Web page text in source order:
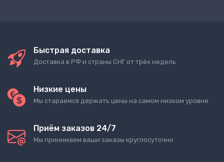
Быстрая доставка
Доставка в РФ и страны СНГ от трёх недель
Низкие цены
Мы стараемся держать цены на самом низком уровне
Приём заказов 24/7
Мы принимаем ваши заказы круглосуточно